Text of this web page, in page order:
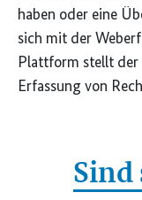
haben oder eine
sich mit der
Plattform stellt der
Erfassung von
Sind